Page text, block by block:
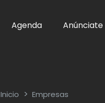
Agenda Anúnciate
Inicio Empresas